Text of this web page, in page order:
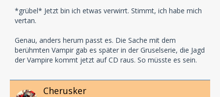
*grübel* Jetzt bin ich etwas verwirrt. Stimmt, ich habe mich
vertan.
Genau, anders herum passt es. Die Sache mit dem
berühmten Vampir gab es später in der Gruselserie, die Jagd
der Vampire kommt jetzt auf CD raus. So müsste es sein.
Cherusker